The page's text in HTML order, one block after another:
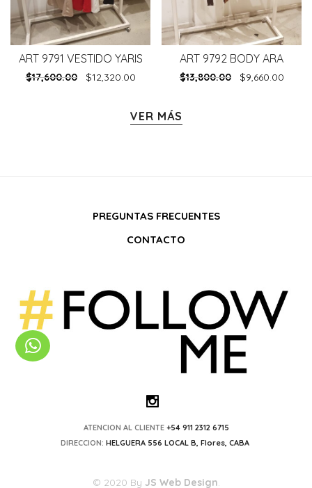
ART 9791 VESTIDO YARIS
$17,600.00 $12,320.00
ART 9792 BODY ARA
$13,800.00 $9,660.00
VER MÁS
PREGUNTAS FRECUENTES
CONTACTO
ATENCION AL CLIENTE +54 911 2312 6715
DIRECCION: HELGUERA 556 LOCAL B, Flores, CABA
© 2020 By JS Web Design.